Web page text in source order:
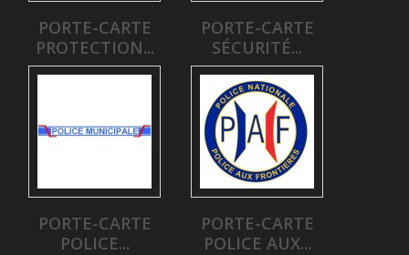
PORTE-CARTE
PROTECTION...
PORTE-CARTE
SÉCURITÉ...
PORTE-CARTE
POLICE...
PORTE-CARTE
POLICE AUX...